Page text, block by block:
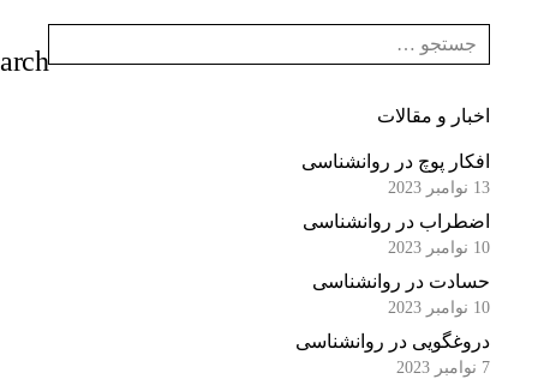
اخبار و مقالات
افکار پوچ در روانشناسی
اضطراب در روانشناسی
حسادت در روانشناسی
دروغگویی در روانشناسی